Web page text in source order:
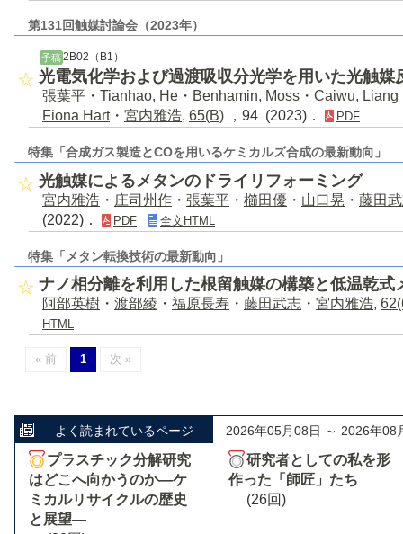
第131回触媒討論会（2023年）
予稿2B02（B1）
光電気化学および過渡吸収分光学を用いた光触媒
張葉平 ・ Tianhao, He ・ Benhamin, Moss ・ Caiwu, Liang
Fiona Hart・ 宮内雅浩, 65(B) ，94 (2023)． PDF
特集「合成ガス製造とCOを用いるケミカルズ合成の最新動向」
光触媒によるメタンのドライリフォーミング
宮内雅浩 ・ 庄司州作 ・ 張葉平 ・ 櫛田優 ・ 山口晃 ・ 藤田
(2022)．
PDF 全文HTML
特集「メタン転換技術の最新動向」
ナノ相分離を利用した根留触媒の構築と低温乾式
阿部英樹 ・ 渡部綾 ・ 福原長寿 ・ 藤田武志 ・ 宮内雅浩,
HTML
« 前 1 次 »
よく読まれているページ 2026年05月08日 ～ 2026年08
プラスチック分解研究
はどこへ向かうのか―ケ
ミカルリサイクルの歴史
と展望―
研究者としての私を形
作った「師匠」たち
(26回)